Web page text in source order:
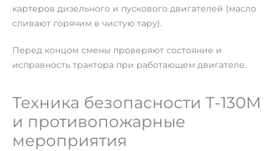
картеров дизельного и пускового двигателей (масло
сливают горячим в чистую тару).
Перед концом смены проверяют состояние и
исправность трактора при работающем двигателе.
Техника безопасности Т-130М
и противопожарные
мероприятия